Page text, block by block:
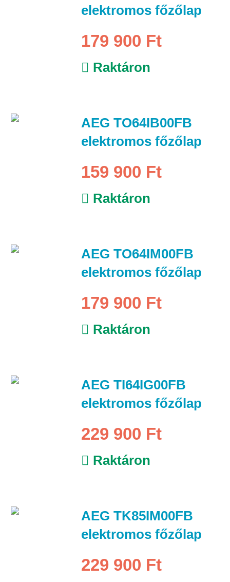
elektromos főzőlap
179 900 Ft
Raktáron
AEG TO64IB00FB
elektromos főzőlap
159 900 Ft
Raktáron
AEG TO64IM00FB
elektromos főzőlap
179 900 Ft
Raktáron
AEG TI64IG00FB
elektromos főzőlap
229 900 Ft
Raktáron
AEG TK85IM00FB
elektromos főzőlap
229 900 Ft